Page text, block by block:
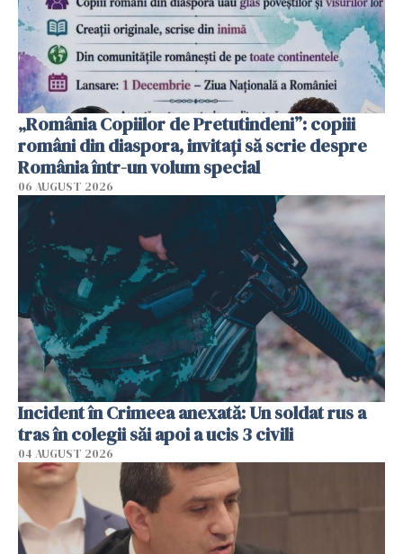
„România Copiilor de Pretutindeni”: copiii
români din diaspora, invitați să scrie despre
România într-un volum special
06 AUGUST 2026
Incident în Crimeea anexată: Un soldat rus a
tras în colegii săi apoi a ucis 3 civili
04 AUGUST 2026